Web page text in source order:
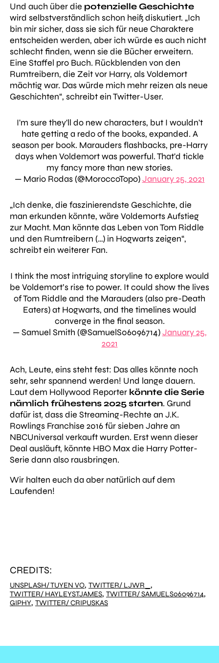
Und auch über die potenzielle Geschichte
wird selbstverständlich schon heiß diskutiert. „Ich
bin mir sicher, dass sie sich für neue Charaktere
entscheiden werden, aber ich würde es auch nicht
schlecht finden, wenn sie die Bücher erweitern.
Eine Staffel pro Buch. Rückblenden von den
Rumtreibern, die Zeit vor Harry, als Voldemort
mächtig war. Das würde mich mehr reizen als neue
Geschichten“, schreibt ein Twitter-User.
I'm sure they'll do new characters, but I wouldn't
hate getting a redo of the books, expanded. A
season per book. Marauders flashbacks, pre-Harry
days when Voldemort was powerful. That'd tickle
my fancy more than new stories.
— Mario Rodas (@MoroccoTopo)January 25, 2021
„Ich denke, die faszinierendste Geschichte, die
man erkunden könnte, wäre Voldemorts Aufstieg
zur Macht. Man könnte das Leben von Tom Riddle
und den Rumtreibern (…) in Hogwarts zeigen“,
schreibt ein weiterer Fan.
I think the most intriguing storyline to explore would
be Voldemort’s rise to power. It could show the lives
of Tom Riddle and the Marauders (also pre-Death
Eaters) at Hogwarts, and the timelines would
converge in the final season.
— Samuel Smith (@SamuelS06096714)January 25,
2021
Ach, Leute, eins steht fest: Das alles könnte noch
sehr, sehr spannend werden! Und lange dauern.
Laut dem Hollywood Reporter könnte die Serie
nämlich frühestens 2025 starten. Grund
dafür ist, dass die Streaming-Rechte an J.K.
Rowlings Franchise 2016 für sieben Jahre an
NBCUniversal verkauft wurden. Erst wenn dieser
Deal ausläuft, könnte HBO Max die Harry Potter-
Serie dann also rausbringen.
Wir halten euch da aber natürlich auf dem
Laufenden!
CREDITS:
UNSPLASH/ TUYEN VO, TWITTER/ LJWR_ ,
TWITTER/ HAYLEYSTJAMES, TWITTER/ SAMUELS06096714,
GIPHY, TWITTER/ CRIPUSKAS